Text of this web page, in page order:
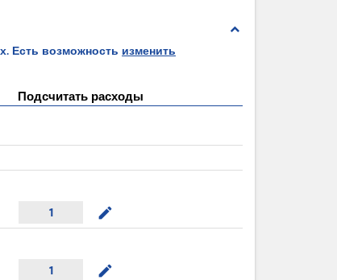
expand_less
Есть возможность изменить
Подсчитать расходы
1 mode_edit
1 mode_edit